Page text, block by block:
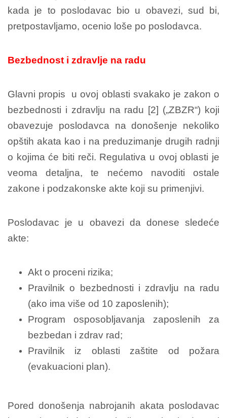
kada je to poslodavac bio u obavezi, sud bi,
pretpostavljamo, ocenio loše po poslodavca.
Bezbednost i zdravlje na radu
Glavni propis u ovoj oblasti svakako je zakon o
bezbednosti i zdravlju na radu [2] („ZBZR“) koji
obavezuje poslodavca na donošenje nekoliko
opštih akata kao i na preduzimanje drugih radnji
o kojima će biti reči. Regulativa u ovoj oblasti je
veoma detaljna, te nećemo navoditi ostale
zakone i podzakonske akte koji su primenjivi.
Poslodavac je u obavezi da donese sledeće
akte:
Akt o proceni rizika;
Pravilnik o bezbednosti i zdravlju na radu
(ako ima više od 10 zaposlenih);
Program osposobljavanja zaposlenih za
bezbedan i zdrav rad;
Pravilnik iz oblasti zaštite od požara
(evakuacioni plan).
Pored donošenja nabrojanih akata poslodavac